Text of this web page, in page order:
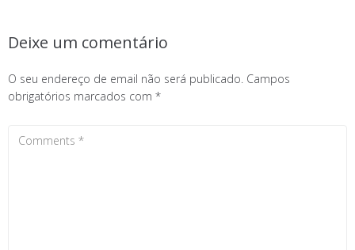
Deixe um comentário
O seu endereço de email não será publicado. Campos
obrigatórios marcados com *